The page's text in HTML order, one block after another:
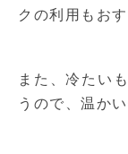
クの利用もおす
また、冷たい
うので、温か